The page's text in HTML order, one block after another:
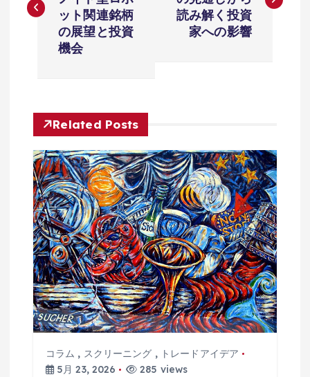
ナ
ー
シ
ョ
ン
ット関連銘柄
の展望と投資
機会
読み解く投資
家への影響
Related Posts
コラム , スクリーニング , トレードアイデア
5月 23, 2026
285 views